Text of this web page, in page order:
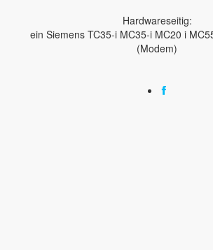
Hardwareseitig:
ein Siemens TC35-i MC35-i MC20 i
(Modem)